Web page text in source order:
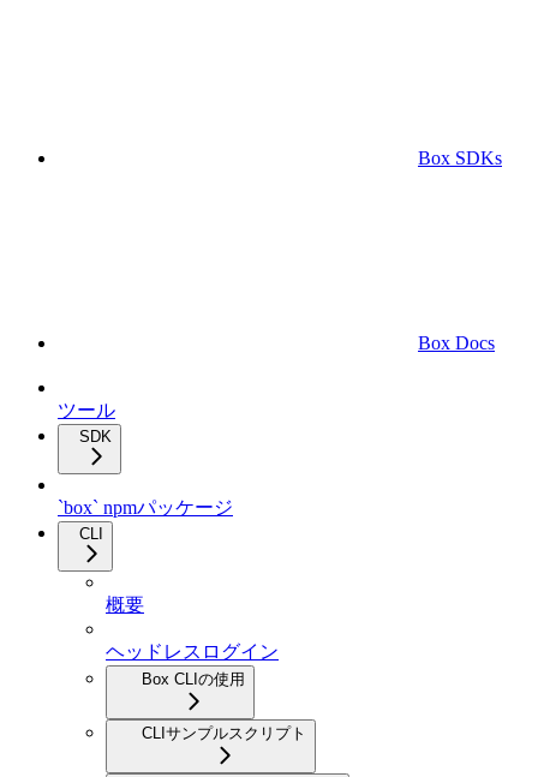
Box SDKs
Box Docs
ツール
SDK
`box` npmパッケージ
CLI
概要
ヘッドレスログイン
Box CLIの使用
CLIサンプルスクリプト